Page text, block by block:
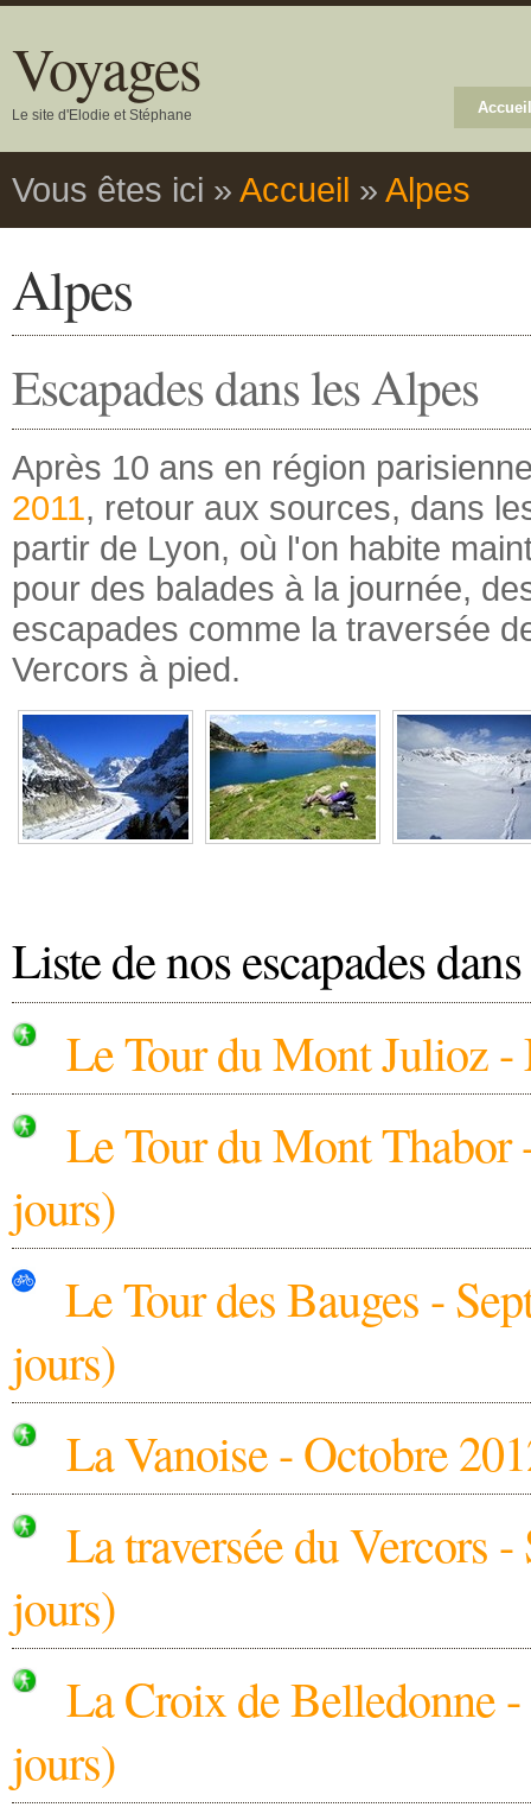
Voyages
Le site d'Elodie et Stéphane Accueil
Vous êtes ici » Accueil » Alpes
Alpes
Escapades dans les Alpes
Après 10 ans en région
2011, retour aux sources, dans
partir de Lyon, où l'on habite
pour des balades à la journée,
escapades comme la traversée
Vercors à pied.
Liste de nos escapades
Le Tour du Mont Julioz
Le Tour du Mont Thabor
jours)
Le Tour des Bauges -
jours)
La Vanoise - Octobre
La traversée du Vercors
jours)
La Croix de Belledonne
jours)